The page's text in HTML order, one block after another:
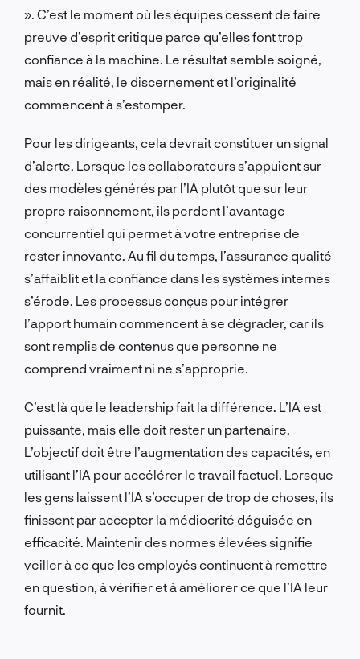
». C’est le moment où les équipes cessent de faire
preuve d’esprit critique parce qu’elles font trop
confiance à la machine. Le résultat semble soigné,
mais en réalité, le discernement et l’originalité
commencent à s’estomper.
Pour les dirigeants, cela devrait constituer un signal
d’alerte. Lorsque les collaborateurs s’appuient sur
des modèles générés par l’IA plutôt que sur leur
propre raisonnement, ils perdent l’avantage
concurrentiel qui permet à votre entreprise de
rester innovante. Au fil du temps, l’assurance qualité
s’affaiblit et la confiance dans les systèmes internes
s’érode. Les processus conçus pour intégrer
l’apport humain commencent à se dégrader, car ils
sont remplis de contenus que personne ne
comprend vraiment ni ne s’approprie.
C’est là que le leadership fait la différence. L’IA est
puissante, mais elle doit rester un partenaire.
L’objectif doit être l’augmentation des capacités, en
utilisant l’IA pour accélérer le travail factuel. Lorsque
les gens laissent l’IA s’occuper de trop de choses, ils
finissent par accepter la médiocrité déguisée en
efficacité. Maintenir des normes élevées signifie
veiller à ce que les employés continuent à remettre
en question, à vérifier et à améliorer ce que l’IA leur
fournit.